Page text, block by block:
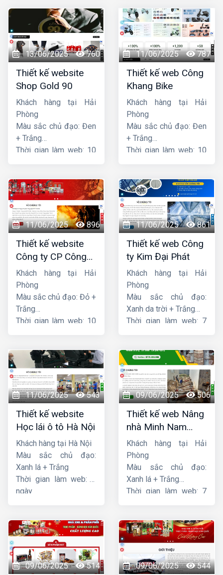
13/06/2025 760
Thiết kế website
Shop Gold 90
Khách hàng tại Hải
Phòng
Màu sắc chủ đạo: Đen
+ Trắng
Thời gian làm web: 10
11/06/2025 787
Thiết kế web Công
Khang Bike
Khách hàng tại Hải
Phòng
Màu sắc chủ đạo: Đen
+ Trắng
Thời gian làm web: 10
11/06/2025 896
Thiết kế website
Công ty CP Công
nghệ PCCC Bắc Hà
Khách hàng tại Hải
Phòng
Màu sắc chủ đạo: Đỏ +
Trắng
Thời gian làm web: 10
11/06/2025 861
Thiết kế web Công
ty Kim Đại Phát
Khách hàng tại Hải
Phòng
Màu sắc chủ đạo:
Xanh da trời + Trắng
Thời gian làm web: 7
11/06/2025 543
Thiết kế website
Học lái ô tô Hà Nội
Khách hàng tại Hà Nội
Màu sắc chủ đạo:
Xanh lá + Trắng
Thời gian làm web: 7
ngày
09/06/2025 506
Thiết kế web Nâng
nhà Minh Nam
Hoàng
Khách hàng tại Hải
Phòng
Màu sắc chủ đạo:
Xanh lá + Trắng
Thời gian làm web: 7
09/06/2025 514 09/06/2025 544